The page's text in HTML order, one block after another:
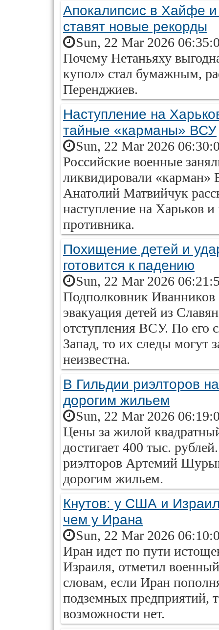
Апокалипсис в Хайфе
ставят новые рекорды
Sun, 22 Mar 2026
Почему Нетаньяху
купол» стал бумажным,
Перенджиев.
Наступление на
тайные «карманы» ВСУ
Sun, 22 Mar 2026
Российские военные
ликвидировали
Анатолий Матвийчук
наступление на Харьков
противника.
Похищение детей и
готовится к падению
Sun, 22 Mar 2026
Подполковник Иванников
эвакуация детей из
отступления ВСУ. По его
Запад, то их следы могут
неизвестна.
В Гильдии риэлторов
дорогим жильем
Sun, 22 Mar 2026
Цены за жилой
достигает 400 тыс.
риэлторов Артемий
дорогим жильем.
Кнутов: у США и
чем у Ирана
Sun, 22 Mar 2026
Иран идет по пути
Израиля, отметил
словам, если Иран
подземных
возможности нет.